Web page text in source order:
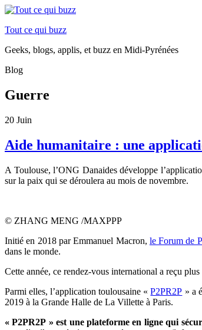
Tout ce qui buzz
Geeks, blogs, applis, et buzz en Midi-Pyrénées
Blog
Guerre
20 Juin
Aide humanitaire : une
A Toulouse, l’ONG Danaides développe
sur la paix qui se déroulera au mois de novembre.
© ZHANG MENG /MAXPPP
Initié en 2018 par Emmanuel Macron, le Forum de
dans le monde.
Cette année, ce rendez-vous international a reçu
Parmi elles, l’application toulousaine «P2PR2P » a
2019 à la Grande Halle de La Villette à Paris.
« P2PR2P » est une plateforme en ligne qui